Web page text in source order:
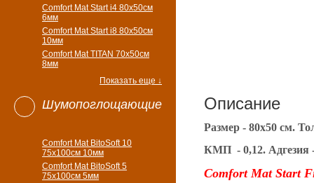
Comfort Mat Start i4 80х50см
6мм
Comfort Mat Start i8 80х50см
10мм
Comfort Mat TITAN 70х50см
8мм
Показать еще ↓
Шумопоглощающие
Comfort Mat BitoSoft 10
75x100см 10мм
Comfort Mat BitoSoft 5
75x100см 5мм
Описание
Размер - 80х50 см.
КМП - 0,12. Адгезия -
Comfort Mat Start